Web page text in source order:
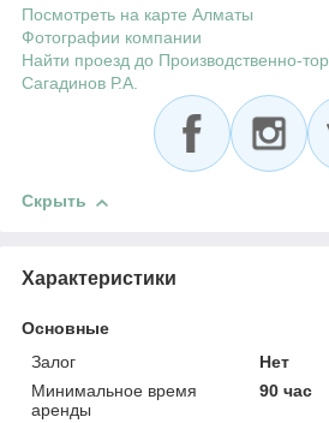
Посмотреть на карте Алматы
Фотографии компании
Найти проезд до Производственно-
Сагадинов Р.А.
Скрыть
Характеристики
Основные
Залог
Нет
Минимальное время
аренды
90 час